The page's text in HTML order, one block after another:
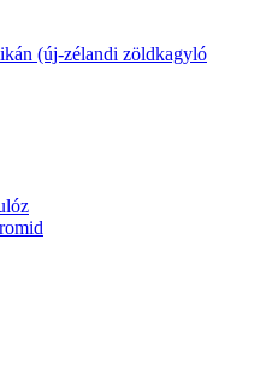
(új-zélandi zöldkagyló